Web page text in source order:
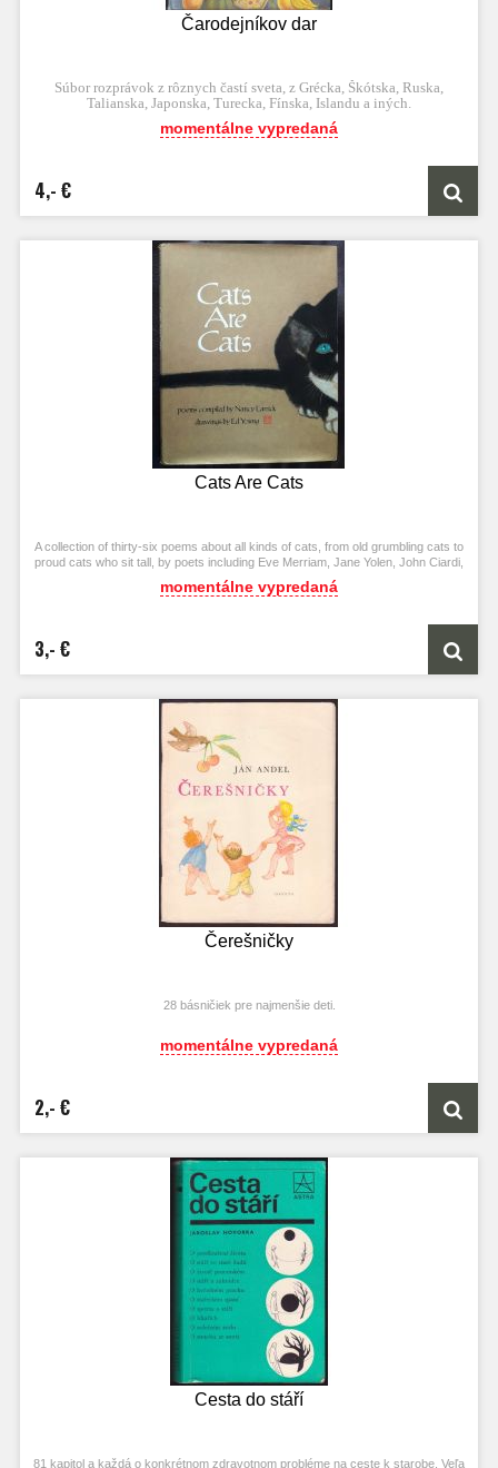
Čarodejníkov dar
Súbor rozprávok z rôznych častí sveta, z Grécka, Škótska, Ruska,
Talianska, Japonska, Turecka, Fínska, Islandu a iných.
momentálne vypredaná
4,- €
Cats Are Cats
A collection of thirty-six poems about all kinds of cats, from old grumbling cats to
proud cats who sit tall, by poets including Eve Merriam, Jane Yolen, John Ciardi,
and T. S. Eliot.
momentálne vypredaná
3,- €
Čerešničky
28 básničiek pre najmenšie deti.
momentálne vypredaná
2,- €
Cesta do stáří
81 kapitol a každá o konkrétnom zdravotnom probléme na ceste k starobe. Veľa